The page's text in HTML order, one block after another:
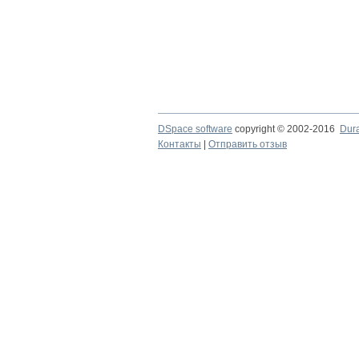
DSpace software copyright © 2002-2016
Контакты
Отправить отзыв